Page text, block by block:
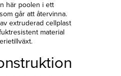
här poolen i ett
går att återvinna.
extruderad cellplast
material